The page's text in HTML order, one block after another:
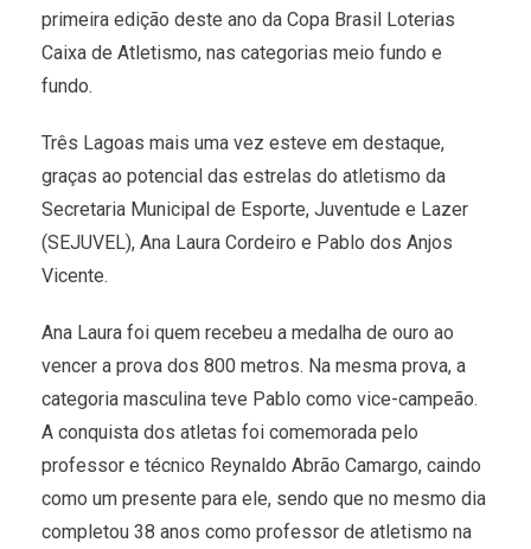
primeira edição deste ano da Copa Brasil Loterias
Caixa de Atletismo, nas categorias meio fundo e
fundo.
Três Lagoas mais uma vez esteve em destaque,
graças ao potencial das estrelas do atletismo da
Secretaria Municipal de Esporte, Juventude e Lazer
(SEJUVEL), Ana Laura Cordeiro e Pablo dos Anjos
Vicente.
Ana Laura foi quem recebeu a medalha de ouro ao
vencer a prova dos 800 metros. Na mesma prova, a
categoria masculina teve Pablo como vice-campeão.
A conquista dos atletas foi comemorada pelo
professor e técnico Reynaldo Abrão Camargo, caindo
como um presente para ele, sendo que no mesmo dia
completou 38 anos como professor de atletismo na